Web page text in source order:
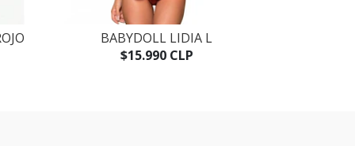
BABYDOLL LIDIA L
$15.990 CLP